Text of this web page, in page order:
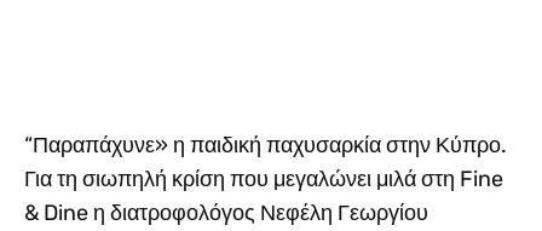
“Παραπάχυνε» η παιδική παχυσαρκία στην Κύπρο.
Για τη σιωπηλή κρίση που μεγαλώνει μιλά στη Fine
& Dine η διατροφολόγος Νεφέλη Γεωργίου